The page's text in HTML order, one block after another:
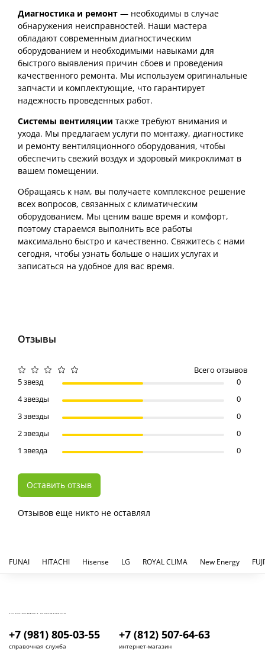
Диагностика и ремонт — необходимы в случае
обнаружения неисправностей. Наши мастера
обладают современным диагностическим
оборудованием и необходимыми навыками для
быстрого выявления причин сбоев и проведения
качественного ремонта. Мы используем оригинальные
запчасти и комплектующие, что гарантирует
надежность проведенных работ.
Системы вентиляции также требуют внимания и
ухода. Мы предлагаем услуги по монтажу, диагностике
и ремонту вентиляционного оборудования, чтобы
обеспечить свежий воздух и здоровый микроклимат в
вашем помещении.
Обращаясь к нам, вы получаете комплексное решение
всех вопросов, связанных с климатическим
оборудованием. Мы ценим ваше время и комфорт,
поэтому стараемся выполнить все работы
максимально быстро и качественно. Свяжитесь с нами
сегодня, чтобы узнать больше о наших услугах и
записаться на удобное для вас время.
Отзывы
Отзывов еще никто не оставлял
Всего отзывов
5 звезд
0
4 звезды
0
3 звезды
0
2 звезды
0
1 звезда
0
Оставить отзыв
FUNAI HITACHI Hisense LG ROYAL CLIMA New Energy
+7 (981) 805-03-55
справочная служба
+7 (812) 507-64-63
интернет-магазин